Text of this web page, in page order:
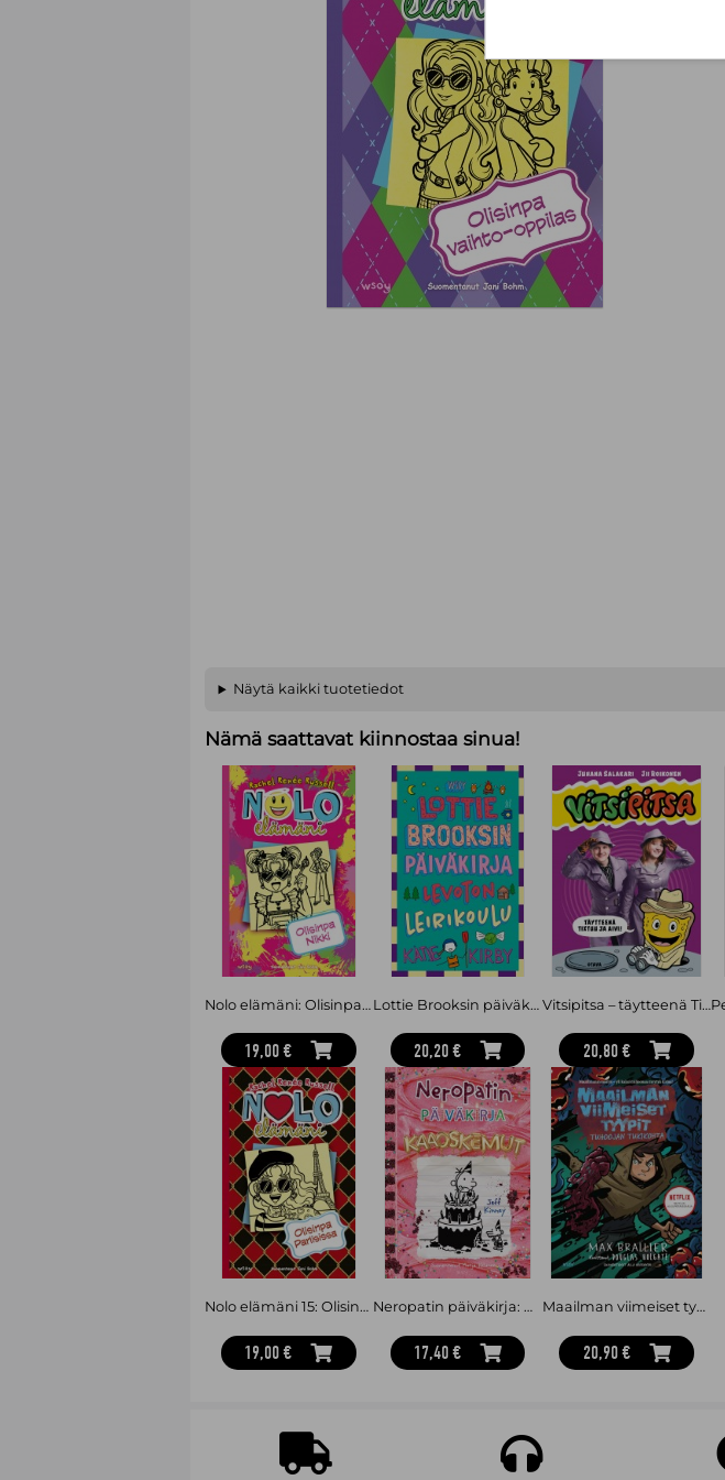
Näytä kaikki tuotetiedot
Nämä saattavat kiinnostaa sinua!
Nolo elämäni: Olisinpa Nikki
19,00 €
Lottie Brooksin päiväkirja: Levoton leirikoulu
20,20 €
Vitsipitsa – täytteenä Tixtuu ja Aivi
20,80 €
Nolo elämäni 15: Olisinpa Pariisissa
19,00 €
Neropatin päiväkirja: Kaaoskemut : Neropatin päiväkirja 20
17,40 €
Maailman viimeiset tyypit: Tuhoojan tukikohta
20,90 €